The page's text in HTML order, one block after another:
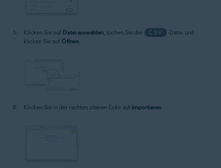
Klicken Sie auf Datei auswählen, suchen Sie die CSV
-Datei und
klicken Sie auf Öffnen.
Klicken Sie in der rechten oberen Ecke auf Importieren